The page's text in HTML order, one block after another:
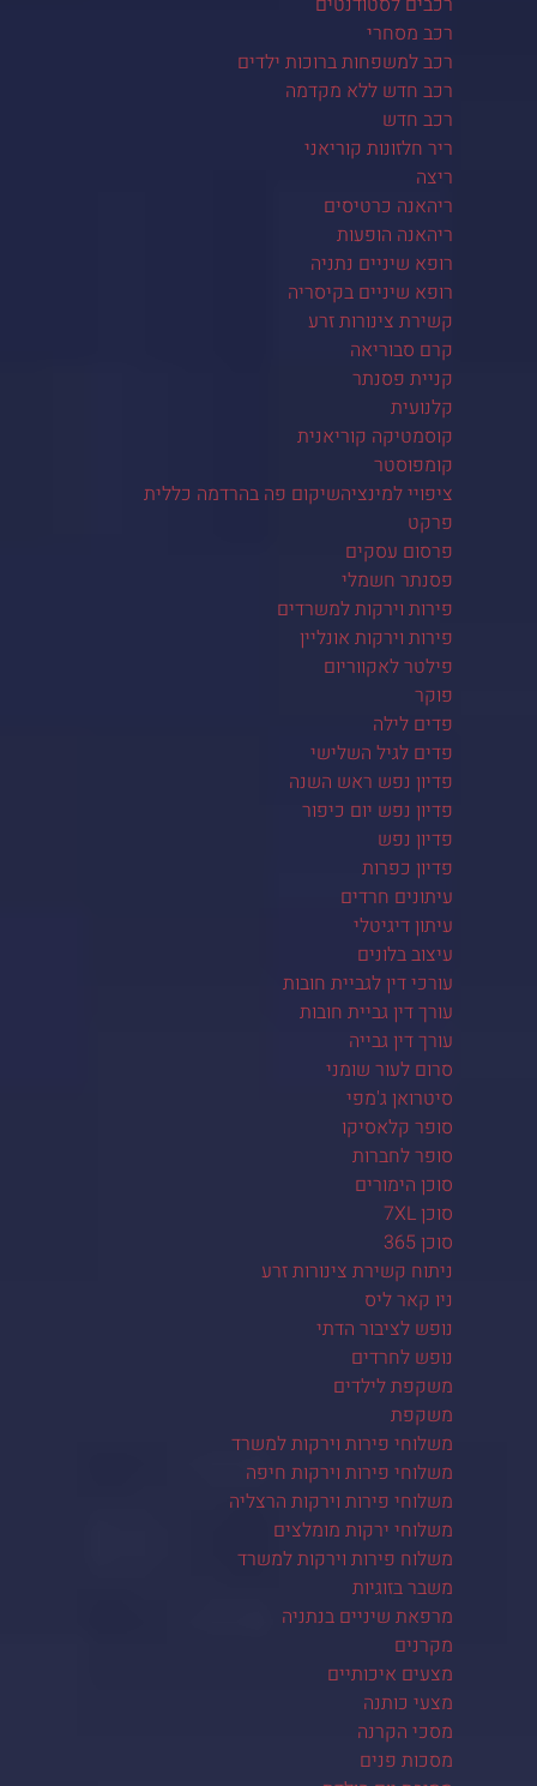
רכב מסחרי
רכב למשפחות ברוכות ילדים
רכב חדש ללא מקדמה
רכב חדש
ריר חלזונות קוריאני
ריצה
ריהאנה כרטיסים
ריהאנה הופעות
רופא שיניים נתניה
רופא שיניים בקיסריה
קשירת צינורות זרע
קרם סבוריאה
קניית פסנתר
קלנועית
קוסמטיקה קוריאנית
קומפוסטר
ציפויי למינציהשיקום פה בהרדמה כללית
פרקט
פרסום עסקים
פסנתר חשמלי
פירות וירקות למשרדים
פירות וירקות אונליין
פילטר לאקווריום
פוקר
פדים לילה
פדים לגיל השלישי
פדיון נפש ראש השנה
פדיון נפש יום כיפור
פדיון נפש
פדיון כפרות
עיתונים חרדים
עיתון דיגיטלי
עיצוב בלונים
עורכי דין לגביית חובות
עורך דין גביית חובות
עורך דין גבייה
סרום לעור שומני
סיטרואן ג'מפי
סופר קלאסיקו
סופר לחברות
סוכן הימורים
סוכן 7XL
סוכן 365
ניתוח קשירת צינורות זרע
ניו קאר ליס
נופש לציבור הדתי
נופש לחרדים
משקפת לילדים
משקפת
משלוחי פירות וירקות למשרד
משלוחי פירות וירקות חיפה
משלוחי פירות וירקות הרצליה
משלוחי ירקות מומלצים
משלוח פירות וירקות למשרד
משבר בזוגיות
מרפאת שיניים בנתניה
מקרנים
מצעים איכותיים
מצעי כותנה
מסכי הקרנה
מסכות פנים